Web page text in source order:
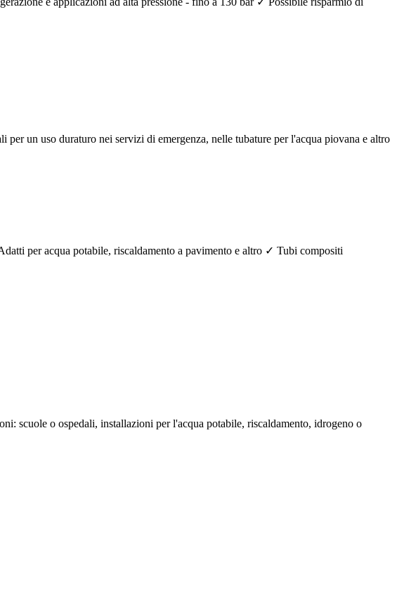
un uso duraturo nei servizi di emergenza, nelle tubature per l'acqua piovana e altro
per acqua potabile, riscaldamento a pavimento e altro ✓ Tubi compositi
scuole o ospedali, installazioni per l'acqua potabile, riscaldamento, idrogeno o